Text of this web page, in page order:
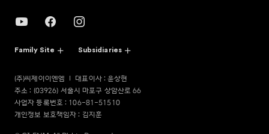
Family Site Subsidiaries
(주)씨제이이엔엠
대표이사 : 윤상현
주소 : (03926) 서울시 마포구 상암산로 66
사업자 등록번호 : 106-81-51510
개인정보 보호책임자 : 김지훈